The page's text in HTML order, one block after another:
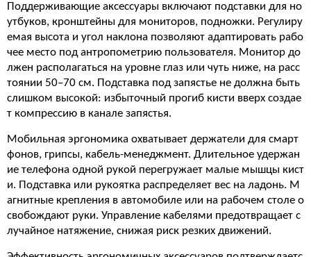
Поддерживающие аксессуары включают подставки для но
утбуков, кронштейны для мониторов, подножки. Регулиру
емая высота и угол наклона позволяют адаптировать рабо
чее место под антропометрию пользователя. Монитор до
лжен располагаться на уровне глаз или чуть ниже, на расс
тоянии 50–70 см. Подставка под запястье не должна быть
слишком высокой: избыточный прогиб кисти вверх создае
т компрессию в канале запястья.
Мобильная эргономика охватывает держатели для смарт
фонов, грипсы, кабель-менеджмент. Длительное удержан
ие телефона одной рукой перегружает малые мышцы кист
и. Подставка или рукоятка распределяет вес на ладонь. М
агнитные крепления в автомобиле или на рабочем столе о
свобождают руки. Управление кабелями предотвращает с
лучайное натяжение, снижая риск резких движений.